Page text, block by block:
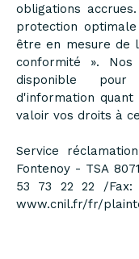
obligations
protection
être en mesure de
conformité ». Nos
disponible
d'information
valoir vos droits à
Service
Fontenoy - TSA
53 73 22 22 /
www.cnil.fr/fr/